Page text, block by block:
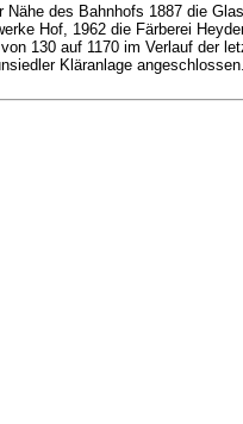
des Bahnhofs 1887 die
Hof, 1962 die Färberei
130 auf 1170 im Verlauf der
Kläranlage angeschlossen.